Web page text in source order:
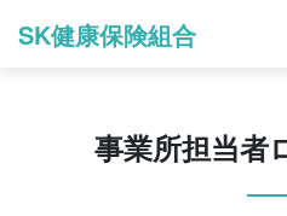
SK健康保険組合
事業所担当者